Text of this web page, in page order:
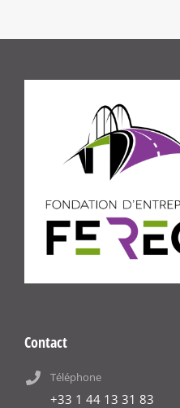
Contact
Téléphone
+33 1 44 13 31 83